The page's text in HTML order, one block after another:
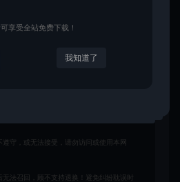
点赞 (1)
守，或无法接受，请勿访问或使用本网
法召回，顾不支持退换！避免纠纷耽误时
享受全站免费下载！
我知道了